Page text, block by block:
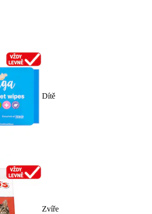
Dítě
Zvíře